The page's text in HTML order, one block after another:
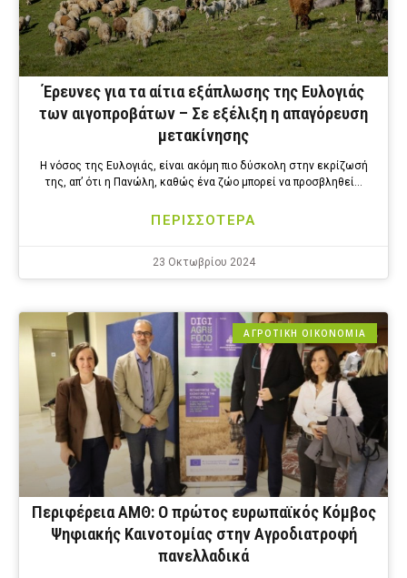
Έρευνες για τα αίτια εξάπλωσης της Ευλογιάς
των αιγοπροβάτων – Σε εξέλιξη η απαγόρευση
μετακίνησης
Η νόσος της Ευλογιάς, είναι ακόμη πιο δύσκολη στην εκρίζωσή
της, απ’ ότι η Πανώλη, καθώς ένα ζώο μπορεί να προσβληθεί…
ΠΕΡΙΣΣΟΤΕΡΑ
23 Οκτωβρίου 2024
ΑΓΡΟΤΙΚΗ ΟΙΚΟΝΟΜΙΑ
Περιφέρεια ΑΜΘ: Ο πρώτος ευρωπαϊκός Κόμβος
Ψηφιακής Καινοτομίας στην Αγροδιατροφή
πανελλαδικά